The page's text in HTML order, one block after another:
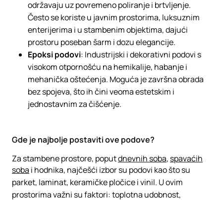
održavaju uz povremeno poliranje i brtvljenje.
Često se koriste u javnim prostorima, luksuznim
enterijerima i u stambenim objektima, dajući
prostoru poseban šarm i dozu elegancije.
Epoksi podovi: Industrijski i dekorativni podovi s
visokom otpornošću na hemikalije, habanje i
mehanička oštećenja. Moguća je završna obrada
bez spojeva, što ih čini veoma estetskim i
jednostavnim za čišćenje.
Gde je najbolje postaviti ove podove?
Za stambene prostore, poputdnevnih soba, spavaćih
soba i hodnika, najčešći izbor su podovi kao što su
parket, laminat, keramičke pločice i vinil. U ovim
prostorima važni su faktori: toplotna udobnost,